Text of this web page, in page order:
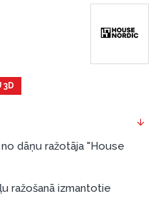
un ar nomaksas
€, termiņš: 12 mēneši,
maksājums: 25 €,
Latvija.
noformēšanai
3D
dāņu ražotāja "House
ražošanā izmantotie